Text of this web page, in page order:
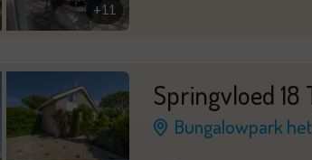
Springvloed 18
Bungalowpark
+11